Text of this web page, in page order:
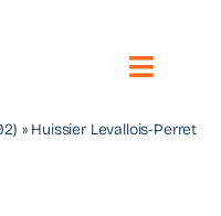
Toggle
» Huissier Levallois-Perret